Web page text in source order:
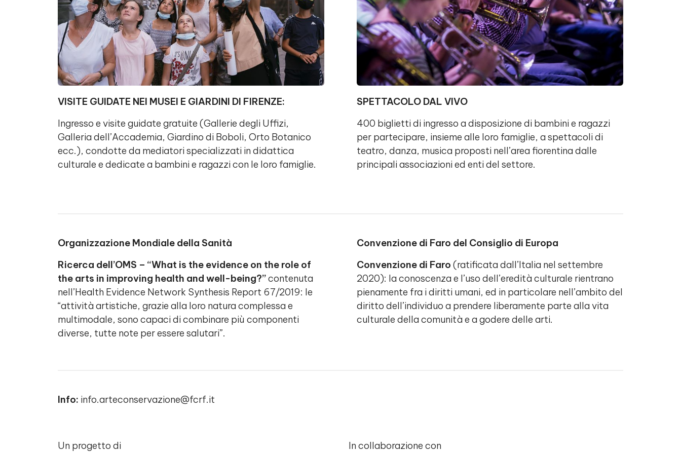
VISITE GUIDATE NEI MUSEI E GIARDINI DI FIRENZE:
Ingresso e visite guidate gratuite (Gallerie degli Uffizi,
Galleria dell’Accademia, Giardino di Boboli, Orto Botanico
ecc.), condotte da mediatori specializzati in didattica
culturale e dedicate a bambini e ragazzi con le loro famiglie.
SPETTACOLO DAL VIVO
400 biglietti di ingresso a disposizione di bambini e ragazzi
per partecipare, insieme alle loro famiglie, a spettacoli di
teatro, danza, musica proposti nell’area fiorentina dalle
principali associazioni ed enti del settore.
Organizzazione Mondiale della Sanità
Ricerca dell’OMS – “What is the evidence on the role of
the arts in improving health and well-being?”contenuta
nell’Health Evidence Network Synthesis Report 67/2019: le
“attività artistiche, grazie alla loro natura complessa e
multimodale, sono capaci di combinare più componenti
diverse, tutte note per essere salutari”.
Convenzione di Faro del Consiglio di Europa
Convenzione di Faro (ratificata dall’Italia nel settembre
2020): la conoscenza e l’uso dell’eredità culturale rientrano
pienamente fra i diritti umani, ed in particolare nell’ambito del
diritto dell’individuo a prendere liberamente parte alla vita
culturale della comunità e a godere delle arti.
Info: info.arteconservazione@fcrf.it
Un progetto di In collaborazione con